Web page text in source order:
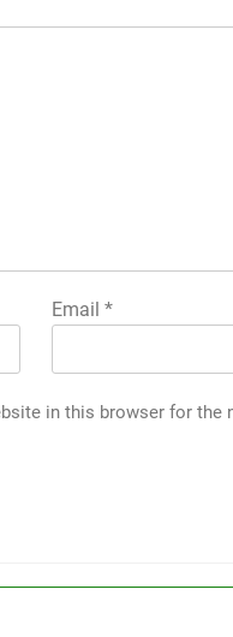
Email*
in this browser for the